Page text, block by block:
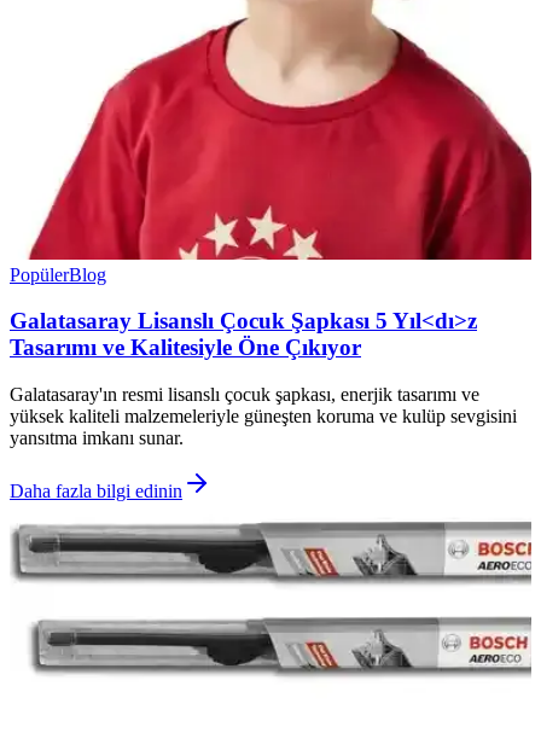
PopülerBlog
Galatasaray Lisanslı Çocuk Şapkası 5 Yıl<dı>z
Tasarımı ve Kalitesiyle Öne Çıkıyor
Galatasaray'ın resmi lisanslı çocuk şapkası, enerjik tasarımı ve
yüksek kaliteli malzemeleriyle güneşten koruma ve kulüp sevgisini
yansıtma imkanı sunar.
Daha fazla bilgi edinin